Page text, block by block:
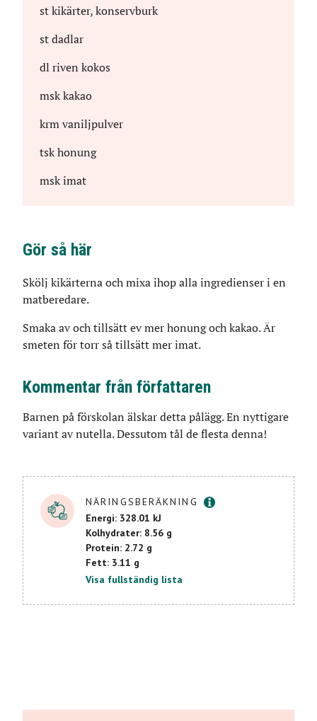
stkikärter, konservburk
stdadlar
dl riven kokos
mskkakao
krmvaniljpulver
tskhonung
mskimat
Gör så här
Skölj kikärterna och mixa ihop alla ingredienser i en
matberedare.
Smaka av och tillsätt ev mer honung och kakao. Är
smeten för torr så tillsätt mer imat.
Kommentar från författaren
Barnen på förskolan älskar detta pålägg. En nyttigare
variant av nutella. Dessutom tål de flesta denna!
NÄRINGSBERÄKNING Mer info
Energi: 328.01 kJ
Kolhydrater: 8.56 g
Protein: 2.72 g
Fett: 3.11 g
Visa fullständig lista